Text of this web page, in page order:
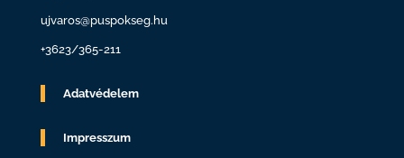
ujvaros@puspokseg.hu
+3623/365-211
Adatvédelem
Impresszum